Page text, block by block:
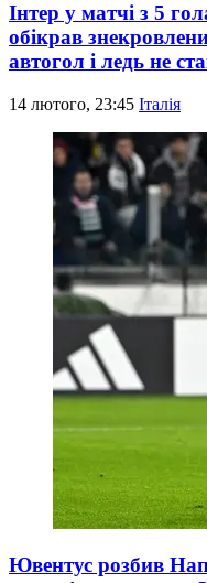
Інтер у матчі з 5
обікрав
автогол і ледь не
14 лютого, 23:45 Італія
Ювентус розбив